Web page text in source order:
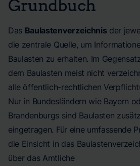
Grundbuch
Das Baulastenverzeichnis der
die zentrale Quelle, um
Baulasten zu erhalten. Im
dem Baulasten meist nicht
alle öffentlich-rechtlichen
Nur in Bundesländern wie Bayern
Brandenburgs sind Baulasten
eingetragen. Für eine umfassende
die Einsicht in das
über das Amtliche